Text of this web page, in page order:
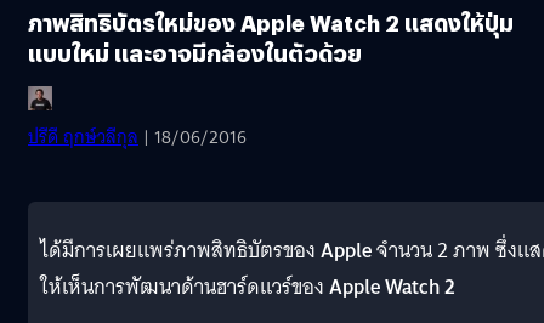
ภาพสิทธิบัตรใหม่ของ Apple Watch 2 แสดงให้ปุ่ม
แบบใหม่ และอาจมีกล้องในตัวด้วย
ปรีดี ฤกษ์วลีกุล | 18/06/2016
ได้มีการเผยแพร่ภาพสิทธิบัตรของAppleจำนวน 2 ภาพ ซึ่งแ
ให้เห็นการพัฒนาด้านฮาร์ดแวร์ของApple Watch 2